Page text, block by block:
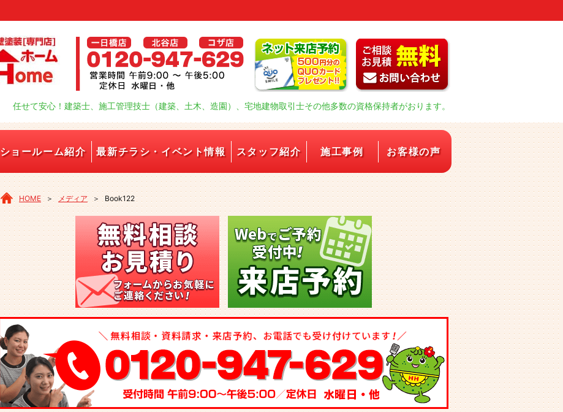
任せて安心！建築士、施工管理技士（建築、土木、造園）、宅地建物取引士その他多数の資格保持者がおります。
ショールーム紹介 最新チラシ・イベント情報 スタッフ紹介 施工事例 お客様の声
HOME ＞ メディア ＞ Book122